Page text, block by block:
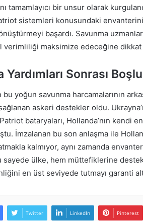
tamamlayıcı bir unsur olarak
sistemleri konusundaki
başardı. Savunma
verimliliği maksimize edeceğine dikkat
Yardımları Sonrası
bu yoğun savunma harcamalarının
askeri destekler oldu.
bataryaları, Hollanda’nın kendi
İmzalanan bu son anlaşma ile
kalmıyor, aynı zamanda
sayede ülke, hem müttefiklerine
en üst seviyede tutmayı garanti
Twitter LinkedIn Pinterest